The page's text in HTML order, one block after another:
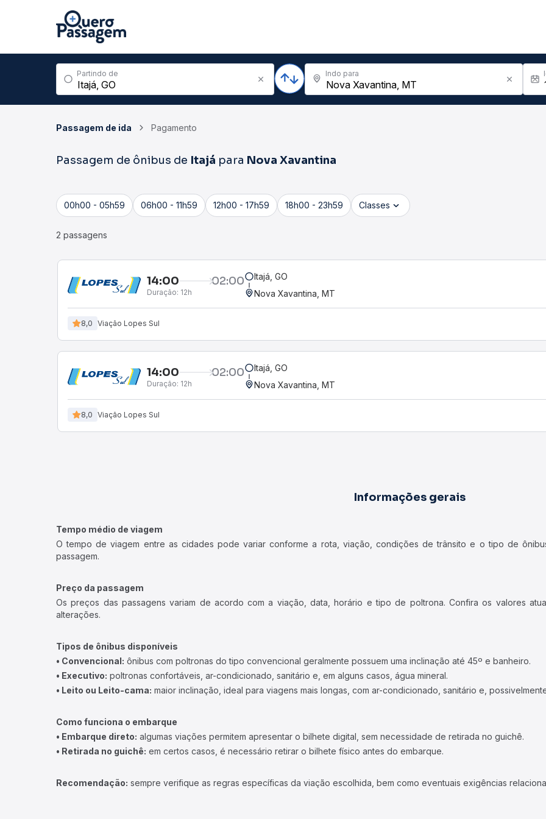
Partindo de Indo para
Passagem de ida Pagamento
Passagem de ônibus de Itajá para Nova Xavantina
00h00 - 05h59 06h00 - 11h59 12h00 - 17h59 18h00 - 23h59 Classes
2 passagens
14:00 02:00
Duração: 12h
Itajá, GO
Nova Xavantina, MT
8,0 Viação Lopes Sul
14:00 02:00
Duração: 12h
Itajá, GO
Nova Xavantina, MT
8,0 Viação Lopes Sul
Informações gerais
Tempo médio de viagem
O tempo de viagem entre as cidades pode variar conforme a rota, viação, condições de trânsito e o tipo de
passagem.
Preço da passagem
Os preços das passagens variam de acordo com a viação, data, horário e tipo de poltrona. Confira os valores
alterações.
Tipos de ônibus disponíveis
• Convencional: ônibus com poltronas do tipo convencional geralmente possuem uma inclinação até 45º e banheiro.
• Executivo: poltronas confortáveis, ar-condicionado, sanitário e, em alguns casos, água mineral.
• Leito ou Leito-cama: maior inclinação, ideal para viagens mais longas, com ar-condicionado, sanitário e,
Como funciona o embarque
• Embarque direto: algumas viações permitem apresentar o bilhete digital, sem necessidade de retirada no guichê.
• Retirada no guichê: em certos casos, é necessário retirar o bilhete físico antes do embarque.
Recomendação: sempre verifique as regras específicas da viação escolhida, bem como eventuais exigências